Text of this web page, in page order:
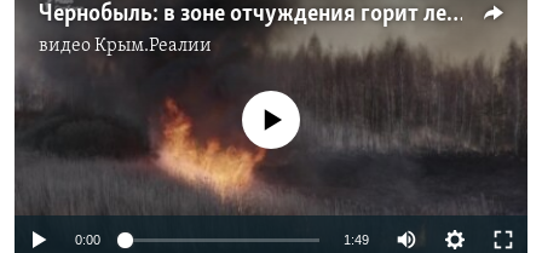
Чернобыль: в зоне отчуждения горит лес (видео)
видеоКрым.Реалии
No media source currently available
0:00 1:49